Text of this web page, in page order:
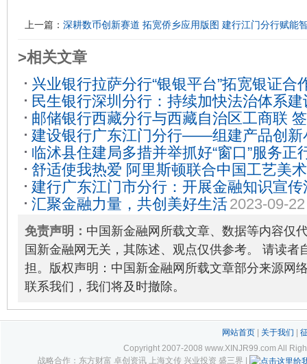
上一篇： 深耕数币创新赛道 拓宽侨乡应用版图 建行江门分行赋能
>相关文章
兴业银行拉萨分行“银银平台”拓宽银证合
民生银行深圳分行：持续加快法治体系建
邮储银行西藏分行与西藏自治区工商联
2025-04-08
建设银行广东江门分行——组建产品创新
特色水产养殖产业发展信贷额度2025-03-
临沭县住建局多措并举抓好“窗口”服务正
舒适使我热爱 阿里斯顿联合中国工艺美
工程”
2025-08-06
建行广东江门市分行：开展金融知识宣
线2025-02-21
汇聚金融力量，共创美好生活2023-09-22
免责声明： 中国新金融网所载文章、数据等内容仅
国新金融网无关，其陈述、观点仅供参考。 请读者
担。版权声明：中国新金融网所载文章部分来源网
联系我们，我们将及时撤除。
网站首页| 关于我们
Copyright 2007-2008 www.XINJR99.com All
战略合作：东方财富 卓创资讯 上海文传 兴业投资 盛三界 |